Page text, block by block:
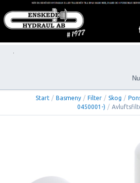
Start / Basmeny / Filter / Skog /
0450001-) /